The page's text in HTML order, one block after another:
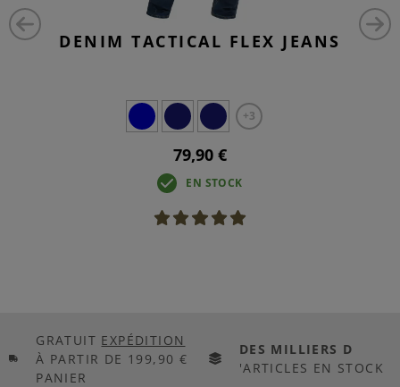
DENIM TACTICAL FLEX JEANS
+3
79,90 €
EN STOCK
GRATUIT EXPÉDITION
À PARTIR DE 199,90 €
PANIER
DES MILLIERS D
'ARTICLES EN STOCK